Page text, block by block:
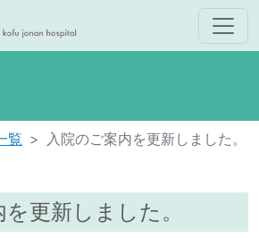
覧 入院のご案内を更新しました。
更新しました。